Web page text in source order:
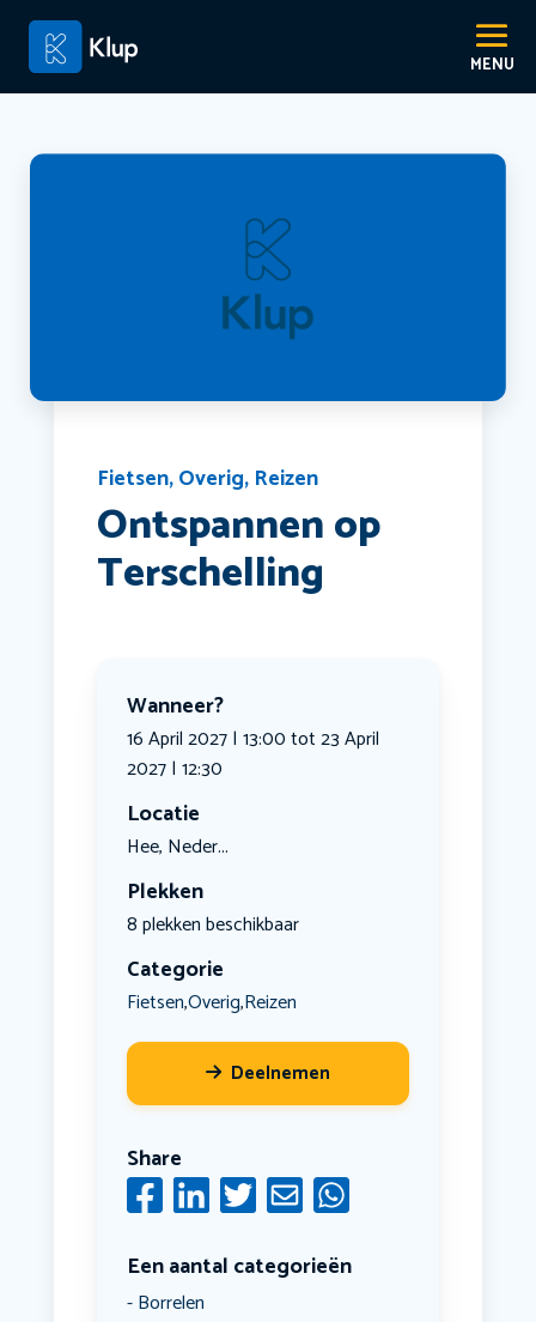
Fietsen,Overig, Reizen
Ontspannen op
Terschelling
Wanneer?
16 April 2027 | 13:00 tot 23 April
2027 | 12:30
Locatie
Hee, Neder...
Plekken
8 plekken beschikbaar
Categorie
Fietsen,Overig,Reizen
Deelnemen
Share
Een aantal categorieën
Borrelen